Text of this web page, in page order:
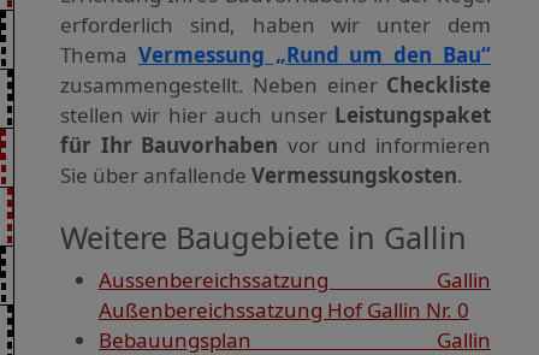
erforderlich sind, haben wir unter dem
Thema Vermessung „Rund um den Bau“
zusammengestellt. Neben einer Checkliste
stellen wir hier auch unser Leistungspaket
für Ihr Bauvorhaben vor und informieren
Sie über anfallende Vermessungskosten.
Weitere Baugebiete in Gallin
Aussenbereichssatzung Gallin
Außenbereichssatzung Hof Gallin Nr. 0
Bebauungsplan Gallin